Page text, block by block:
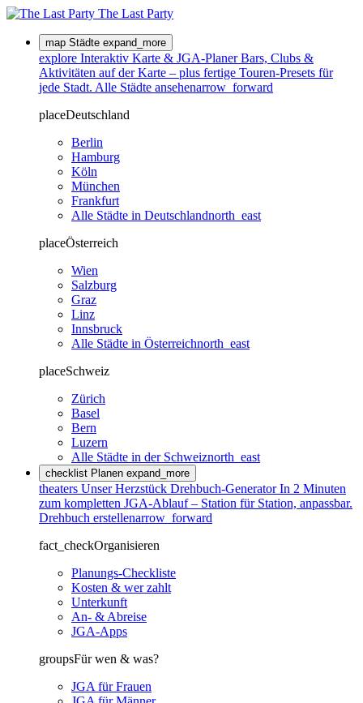
The Last Party
map Städte expand_more
explore Interaktiv Karte & JGA-Planer Bars, Clubs &
Aktivitäten auf der Karte – plus fertige Touren-Presets für
jede Stadt. Alle Städte ansehenarrow_forward
placeDeutschland
Berlin
Hamburg
Köln
München
Frankfurt
Alle Städte in Deutschlandnorth_east
placeÖsterreich
Wien
Salzburg
Graz
Linz
Innsbruck
Alle Städte in Österreichnorth_east
placeSchweiz
Zürich
Basel
Bern
Luzern
Alle Städte in der Schweiznorth_east
checklist Planen expand_more
theaters Unser Herzstück Drehbuch-Generator In 2 Minuten
zum kompletten JGA-Ablauf – Station für Station, anpassbar.
Drehbuch erstellenarrow_forward
fact_checkOrganisieren
Planungs-Checkliste
Kosten & wer zahlt
Unterkunft
An- & Abreise
JGA-Apps
groupsFür wen & was?
JGA für Frauen